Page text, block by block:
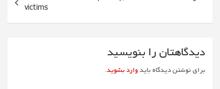
victims
دیدگاهتان را بنویسید
برای نوشتن دیدگاه بایدوارد بشوید.